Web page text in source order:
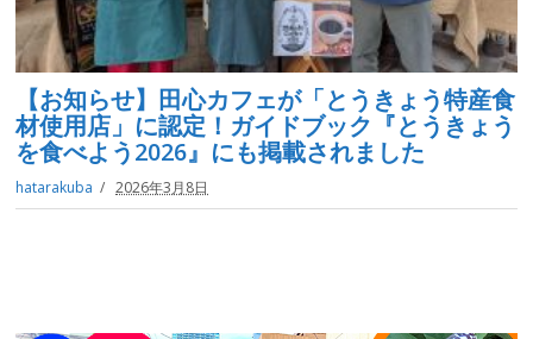
【お知らせ】田心カフェが「とうきょう特産食
材使用店」に認定！ガイドブック『とうきょう
を食べよう2026』にも掲載されました
hatarakuba 2026年3月8日